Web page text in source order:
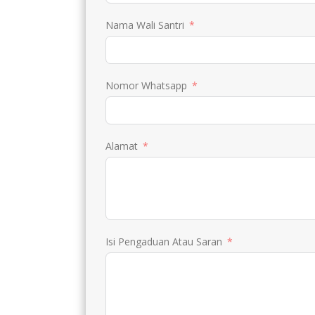
Nama Wali Santri
Nomor Whatsapp
Alamat
Isi Pengaduan Atau Saran